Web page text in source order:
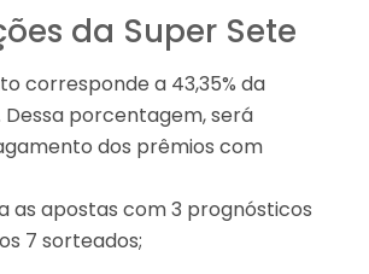
da Super Sete
corresponde a 43,35% da
porcentagem, será
dos prêmios com
as apostas com 3 prognósticos
7 sorteados;